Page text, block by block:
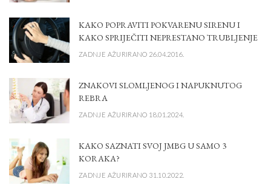
KAKO POPRAVITI POKVARENU SIRENU I
KAKO SPRIJEČITI NEPRESTANO TRUBLJENJE
ZADNJE AŽURIRANO 26.04.2016.
ZNAKOVI SLOMLJENOG I NAPUKNUTOG
REBRA
ZADNJE AŽURIRANO 18.01.2024.
KAKO SAZNATI SVOJ JMBG U SAMO 3
KORAKA?
ZADNJE AŽURIRANO 31.10.2022.